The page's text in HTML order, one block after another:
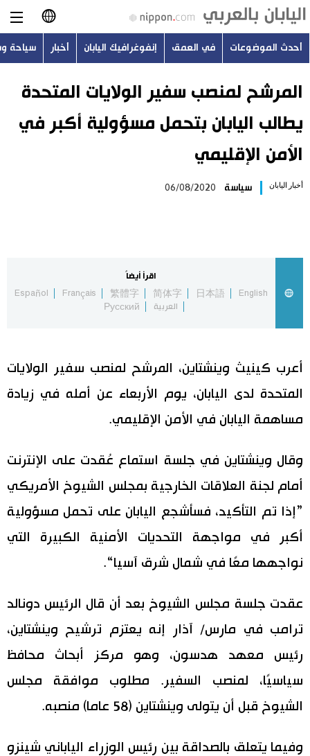
日本語
English
简体字
أحدث الموضوعات
سياحة وسفر
اليابان في فيديو
مانغا وأنيمي
صور
تجارب وآراء
سياسة
مجتمع
الأكثر تفاعلا
اللغة اليابانية
موسوعة اليابان
هو وهي
المطبخ الياباني
تواصل معنا
أحدث الموضوعات في العمق إنفوغرافيك اليابان أخبار سياحة
المرشح لمنصب سفير الولايات المتحدة
يطالب اليابان بتحمل مسؤولية أكبر في
الأمن الإقليمي
أخبار اليابان سياسة 06/08/2020
اقرأ أيضاً
English
日本語
简体字
繁體字
Français
Español
العربية
Русский
أعرب كينيث وينشتاين، المرشح لمنصب سفير الولايات
المتحدة لدى اليابان، يوم الأربعاء عن أمله في زيادة
مساهمة اليابان في الأمن الإقليمي.
وقال وينشتاين في جلسة استماع عُقدت على الإنترنت
أمام لجنة العلاقات الخارجية بمجلس الشيوخ الأمريكي
”إذا تم التأكيد، فسأشجع اليابان على تحمل مسؤولية
أكبر في مواجهة التحديات الأمنية الكبيرة التي
نواجهها معًا في شمال شرق آسيا“.
عقدت جلسة مجلس الشيوخ بعد أن قال الرئيس دونالد
ترامب في مارس/ آذار إنه يعتزم ترشيح وينشتاين،
رئيس معهد هدسون، وهو مركز أبحاث محافظ
سياسيًا، لمنصب السفير. مطلوب موافقة مجلس
الشيوخ قبل أن يتولى وينشتاين (58 عاما) منصبه.
وفيما يتعلق بالصداقة بين رئيس الوزراء الياباني شينزو